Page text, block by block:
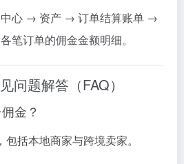
中心 → 资产 → 订单结算账单 →
各笔订单的佣金金额明细。
问题解答（FAQ）
佣金？
包括本地商家与跨境卖家。